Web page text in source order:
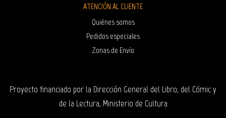
ATENCIÓN AL CLIENTE
Quiénes somos
Pedidos especiales
Zonas de Envío
Proyecto financiado por la Dirección General del Libro, del Cómic y
de la Lectura, Ministerio de Cultura